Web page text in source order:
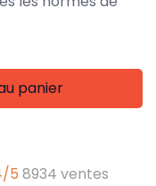
panier
5 8934 ventes